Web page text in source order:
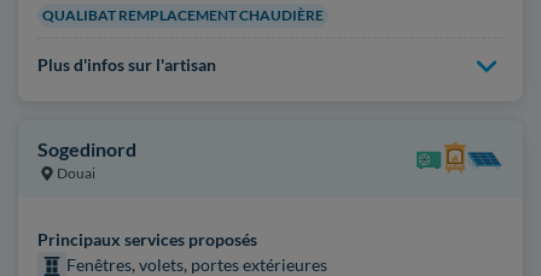
QUALIBAT REMPLACEMENT CHAUDIÈRE
Plus d'infos sur l'artisan
Sogedinord
Douai
Principaux services proposés
Fenêtres, volets, portes extérieures